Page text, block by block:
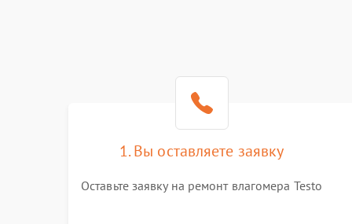
1. Вы оставляете заявку
Оставьте заявку на ремонт влагомера Testo